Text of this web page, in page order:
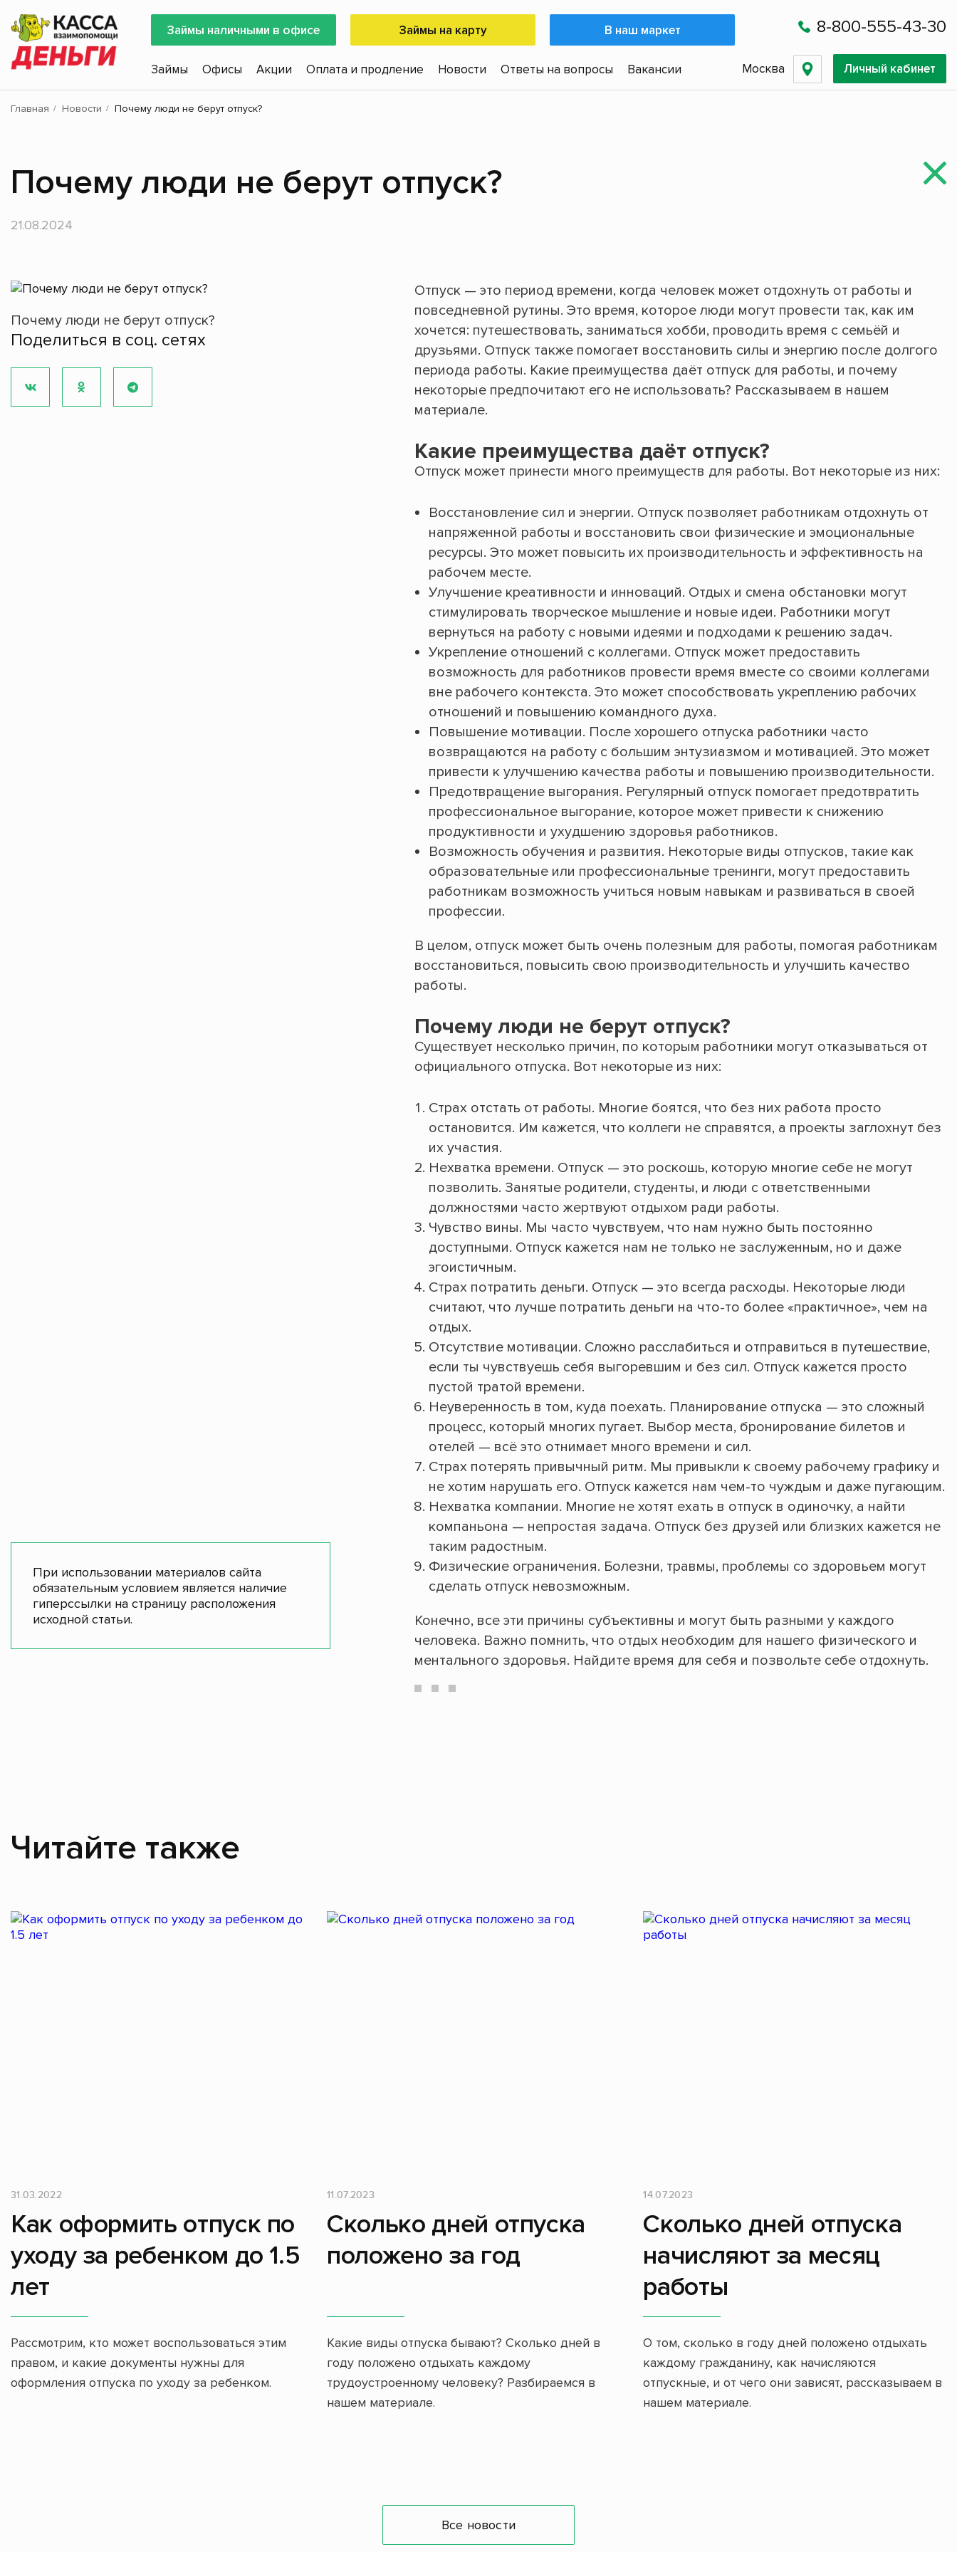
Займы наличными в офисе Займы на карту В наш маркет 8-800-555-43-30
Займы Офисы Акции Оплата и продление Новости Ответы на вопросы Вакансии Москва Личный кабинет
Главная Новости Почему люди не берут отпуск?
Почему люди не берут отпуск?
21.08.2024
Почему люди не берут отпуск?
Поделиться в соц. сетях
При использовании материалов сайта
обязательным условием является наличие
гиперссылки на страницу расположения
исходной статьи.
Отпуск — это период времени, когда человек может отдохнуть от работы и
повседневной рутины. Это время, которое люди могут провести так, как им
хочется: путешествовать, заниматься хобби, проводить время с семьёй и
друзьями. Отпуск также помогает восстановить силы и энергию после долгого
периода работы. Какие преимущества даёт отпуск для работы, и почему
некоторые предпочитают его не использовать? Рассказываем в нашем
материале.
Какие преимущества даёт отпуск?
Отпуск может принести много преимуществ для работы. Вот некоторые из них:
Восстановление сил и энергии. Отпуск позволяет работникам отдохнуть от
напряженной работы и восстановить свои физические и эмоциональные
ресурсы. Это может повысить их производительность и эффективность на
рабочем месте.
Улучшение креативности и инноваций. Отдых и смена обстановки могут
стимулировать творческое мышление и новые идеи. Работники могут
вернуться на работу с новыми идеями и подходами к решению задач.
Укрепление отношений с коллегами. Отпуск может предоставить
возможность для работников провести время вместе со своими коллегами
вне рабочего контекста. Это может способствовать укреплению рабочих
отношений и повышению командного духа.
Повышение мотивации. После хорошего отпуска работники часто
возвращаются на работу с большим энтузиазмом и мотивацией. Это может
привести к улучшению качества работы и повышению производительности.
Предотвращение выгорания. Регулярный отпуск помогает предотвратить
профессиональное выгорание, которое может привести к снижению
продуктивности и ухудшению здоровья работников.
Возможность обучения и развития. Некоторые виды отпусков, такие как
образовательные или профессиональные тренинги, могут предоставить
работникам возможность учиться новым навыкам и развиваться в своей
профессии.
В целом, отпуск может быть очень полезным для работы, помогая работникам
восстановиться, повысить свою производительность и улучшить качество
работы.
Почему люди не берут отпуск?
Существует несколько причин, по которым работники могут отказываться от
официального отпуска. Вот некоторые из них:
Страх отстать от работы. Многие боятся, что без них работа просто
остановится. Им кажется, что коллеги не справятся, а проекты заглохнут без
их участия.
Нехватка времени. Отпуск — это роскошь, которую многие себе не могут
позволить. Занятые родители, студенты, и люди с ответственными
должностями часто жертвуют отдыхом ради работы.
Чувство вины. Мы часто чувствуем, что нам нужно быть постоянно
доступными. Отпуск кажется нам не только не заслуженным, но и даже
эгоистичным.
Страх потратить деньги. Отпуск — это всегда расходы. Некоторые люди
считают, что лучше потратить деньги на что-то более «практичное», чем на
отдых.
Отсутствие мотивации. Сложно расслабиться и отправиться в путешествие,
если ты чувствуешь себя выгоревшим и без сил. Отпуск кажется просто
пустой тратой времени.
Неуверенность в том, куда поехать. Планирование отпуска — это сложный
процесс, который многих пугает. Выбор места, бронирование билетов и
отелей — всё это отнимает много времени и сил.
Страх потерять привычный ритм. Мы привыкли к своему рабочему графику и
не хотим нарушать его. Отпуск кажется нам чем-то чуждым и даже пугающим.
Нехватка компании. Многие не хотят ехать в отпуск в одиночку, а найти
компаньона — непростая задача. Отпуск без друзей или близких кажется не
таким радостным.
Физические ограничения. Болезни, травмы, проблемы со здоровьем могут
сделать отпуск невозможным.
Конечно, все эти причины субъективны и могут быть разными у каждого
человека. Важно помнить, что отдых необходим для нашего физического и
ментального здоровья. Найдите время для себя и позвольте себе отдохнуть.
Читайте также
31.03.2022
Как оформить отпуск по
уходу за ребенком до 1.5
лет
Рассмотрим, кто может воспользоваться этим
правом, и какие документы нужны для
оформления отпуска по уходу за ребенком.
11.07.2023
Сколько дней отпуска
положено за год
Какие виды отпуска бывают? Сколько дней в
году положено отдыхать каждому
трудоустроенному человеку? Разбираемся в
нашем материале.
14.07.2023
Сколько дней отпуска
начисляют за месяц
работы
О том, сколько в году дней положено отдыхать
каждому гражданину, как начисляются
отпускные, и от чего они зависят, рассказываем в
нашем материале.
Все новости